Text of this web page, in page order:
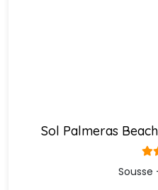
Sol Palmeras
Sousse